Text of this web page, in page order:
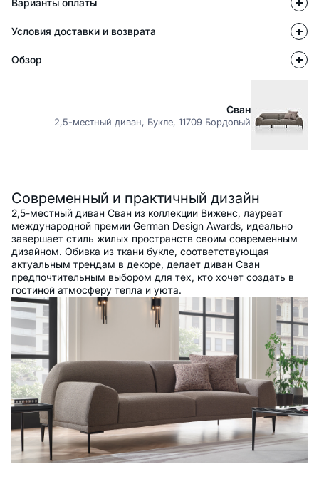
Варианты оплаты
Условия доставки и возврата
Обзор
Сван
2,5-местный диван, Букле, 11709 Бордовый
Современный и практичный дизайн
2,5-местный диван Сван из коллекции Виженс, лауреат
международной премии German Design Awards, идеально
завершает стиль жилых пространств своим современным
дизайном. Обивка из ткани букле, соответствующая
актуальным трендам в декоре, делает диван Сван
предпочтительным выбором для тех, кто хочет создать в
гостиной атмосферу тепла и уюта.